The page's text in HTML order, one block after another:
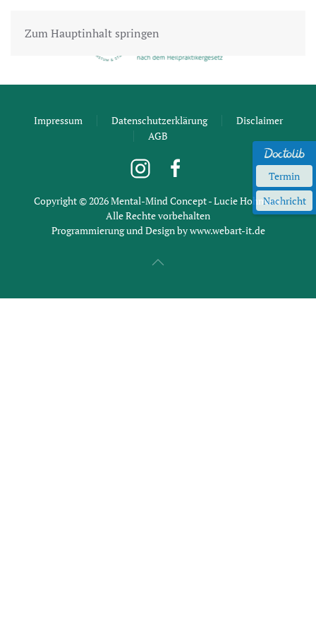
Zum Hauptinhalt springen
Impressum Datenschutzerklärung
Disclaimer
AGB
Copyright ©2026Mental-Mind Concept - Lucie Hohmann
Alle Rechte vorbehalten
Programmierung und Design bywww.webart-it.de
Termin
Nachricht